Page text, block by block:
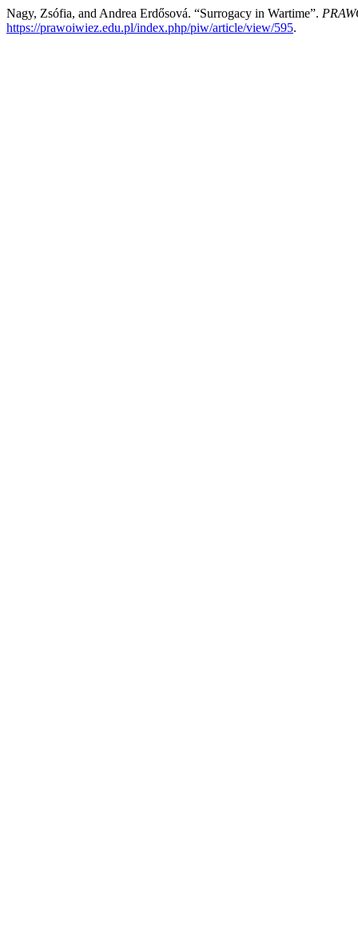
Nagy, Zsófia, and Andrea Erdősová. “Surrogacy in Wartime”.
https://prawoiwiez.edu.pl/index.php/piw/article/view/595.